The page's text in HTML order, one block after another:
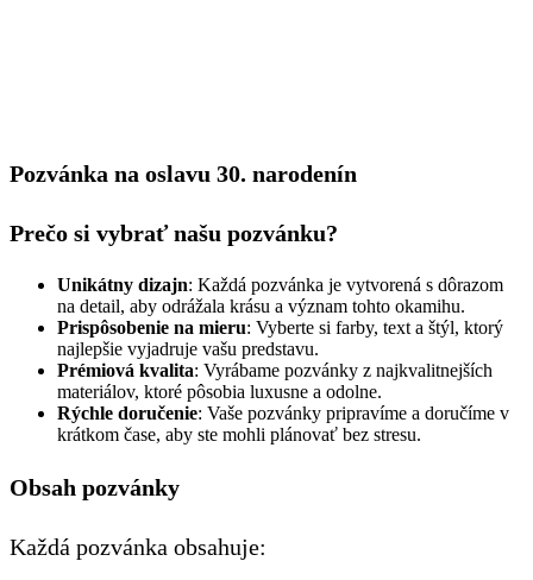
Pozvánka na oslavu 30. narodenín
Prečo si vybrať našu pozvánku?
Unikátny dizajn: Každá pozvánka je vytvorená s dôrazom
na detail, aby odrážala krásu a význam tohto okamihu.
Prispôsobenie na mieru: Vyberte si farby, text a štýl, ktorý
najlepšie vyjadruje vašu predstavu.
Prémiová kvalita: Vyrábame pozvánky z najkvalitnejších
materiálov, ktoré pôsobia luxusne a odolne.
Rýchle doručenie: Vaše pozvánky pripravíme a doručíme v
krátkom čase, aby ste mohli plánovať bez stresu.
Obsah pozvánky
Každá pozvánka obsahuje: